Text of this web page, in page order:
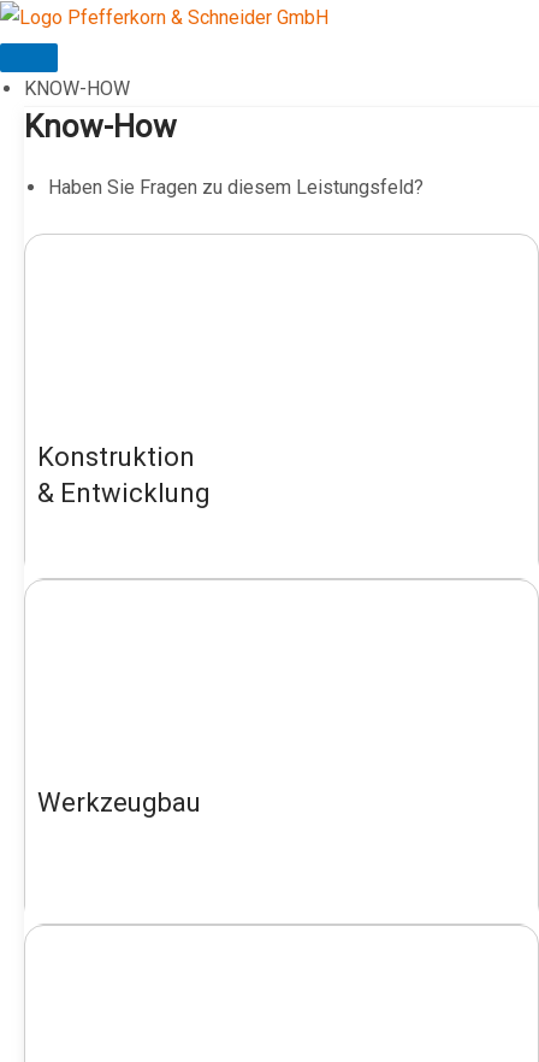
Zum
Inhalt
springen
KNOW-HOW
Know-How
Haben Sie Fragen zu diesem Leistungsfeld?
Konstruktion
& Entwicklung
Werkzeugbau